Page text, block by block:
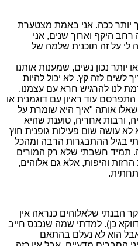
יותר ככה. אני באמת מצטערת
היקף וארוך שנים, אני
לי על זה תוכנית שלמה של
נכון נשים, שמענות אותנו
לשים לזה קץ. לא יכול להיות
לנו להרגיש חרא עם עצמנו.
התפרסם עוד ראיון עם דוגמנית או
שאלו אותה "איך היא שומרת על
ורבות אחריה, טוענת שהיא
עושה שום פעילות גופנית חוץ
בגיל ההתבגרות הרבה ומהכל
תמיד חשבתי שלא רק המורים
והיפות, אלא גם אלוהים,
תחתית.
הבנתי שלאלוהים כנראה אין
כן). למדתי שמה שנכנס חייב
הוא לא נעלם בהתאם